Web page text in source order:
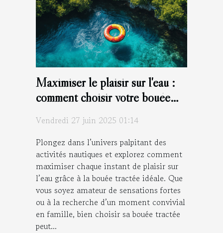
Maximiser le plaisir sur l'eau :
comment choisir votre bouée
Vendredi 27 juin 2025 01:14
Plongez dans l’univers palpitant des
activités nautiques et explorez comment
maximiser chaque instant de plaisir sur
l’eau grâce à la bouée tractée idéale. Que
vous soyez amateur de sensations fortes
ou à la recherche d’un moment convivial
en famille, bien choisir sa bouée tractée
peut...